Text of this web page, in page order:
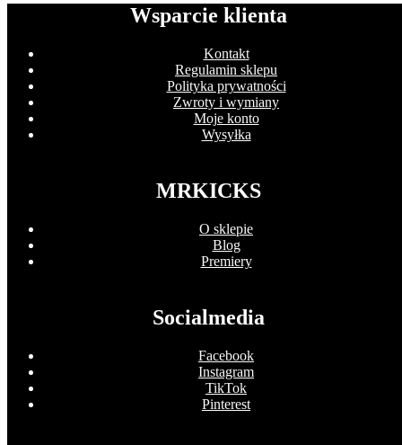
Wsparcie klienta
Kontakt
Regulamin sklepu
Polityka prywatności
Zwroty i wymiany
Moje konto
Wysyłka
MRKICKS
O sklepie
Blog
Premiery
Socialmedia
Facebook
Instagram
TikTok
Pinterest